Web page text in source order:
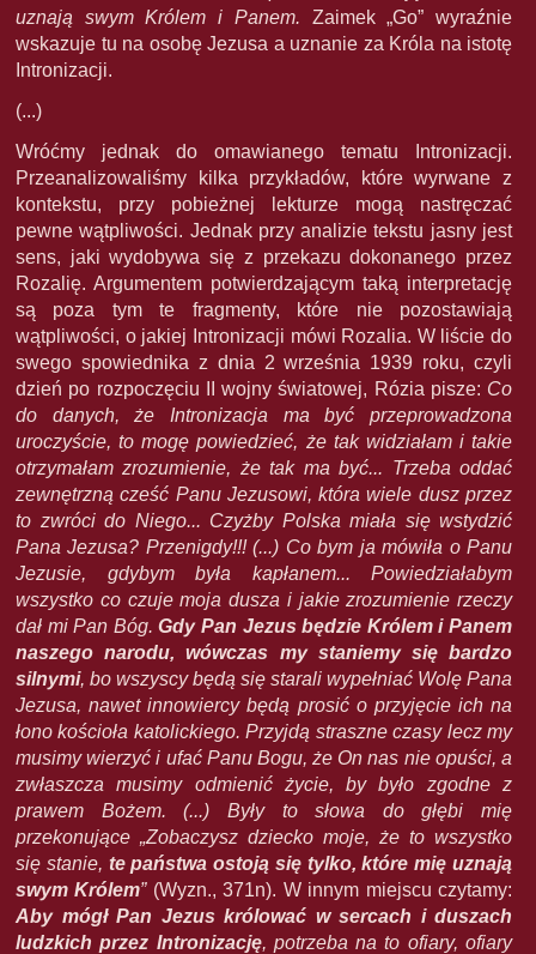
uznają swym Królem i Panem. Zaimek „Go” wyraźnie
wskazuje tu na osobę Jezusa a uznanie za Króla na istotę
Intronizacji.
(...)
Wróćmy jednak do omawianego tematu Intronizacji.
Przeanalizowaliśmy kilka przykładów, które wyrwane z
kontekstu, przy pobieżnej lekturze mogą nastręczać
pewne wątpliwości. Jednak przy analizie tekstu jasny jest
sens, jaki wydobywa się z przekazu dokonanego przez
Rozalię. Argumentem potwierdzającym taką interpretację
są poza tym te fragmenty, które nie pozostawiają
wątpliwości, o jakiej Intronizacji mówi Rozalia. W liście do
swego spowiednika z dnia 2 września 1939 roku, czyli
dzień po rozpoczęciu II wojny światowej, Rózia pisze: Co
do danych, że Intronizacja ma być przeprowadzona
uroczyście, to mogę powiedzieć, że tak widziałam i takie
otrzymałam zrozumienie, że tak ma być... Trzeba oddać
zewnętrzną cześć Panu Jezusowi, która wiele dusz przez
to zwróci do Niego... Czyżby Polska miała się wstydzić
Pana Jezusa? Przenigdy!!! (...) Co bym ja mówiła o Panu
Jezusie, gdybym była kapłanem... Powiedziałabym
wszystko co czuje moja dusza i jakie zrozumienie rzeczy
dał mi Pan Bóg.Gdy Pan Jezus będzie Królem i Panem
naszego narodu, wówczas my staniemy się bardzo
silnymi, bo wszyscy będą się starali wypełniać Wolę Pana
Jezusa, nawet innowiercy będą prosić o przyjęcie ich na
łono kościoła katolickiego. Przyjdą straszne czasy lecz my
musimy wierzyć i ufać Panu Bogu, że On nas nie opuści, a
zwłaszcza musimy odmienić życie, by było zgodne z
prawem Bożem. (...) Były to słowa do głębi mię
przekonujące „Zobaczysz dziecko moje, że to wszystko
się stanie, te państwa ostoją się tylko, które mię uznają
swym Królem” (Wyzn., 371n). W innym miejscu czytamy:
Aby mógł Pan Jezus królować w sercach i duszach
ludzkich przez Intronizację, potrzeba na to ofiary, ofiary